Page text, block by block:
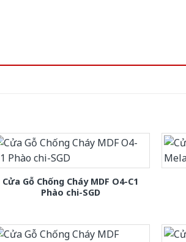
Cửa Gỗ Chống Cháy MDF O4-C1
Phào chi-SGD